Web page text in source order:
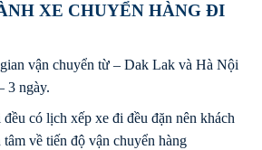
XE CHUYỂN HÀNG ĐI
vận chuyển từ – Dak Lak và Hà Nội
3 ngày.
có lịch xếp xe đi đều đặn nên khách
tâm về tiến độ vận chuyển hàng